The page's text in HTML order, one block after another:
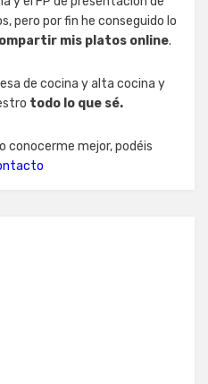
pero por fin he conseguido lo
mis platos online.
de cocina y alta cocina y
todo lo que sé.
conocerme mejor, podéis